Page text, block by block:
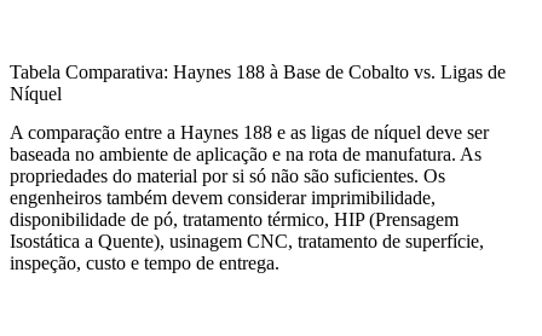
Tabela Comparativa: Haynes 188 à Base de Cobalto vs. Ligas de
Níquel
A comparação entre a Haynes 188 e as ligas de níquel deve ser
baseada no ambiente de aplicação e na rota de manufatura. As
propriedades do material por si só não são suficientes. Os
engenheiros também devem considerar imprimibilidade,
disponibilidade de pó, tratamento térmico, HIP (Prensagem
Isostática a Quente), usinagem CNC, tratamento de superfície,
inspeção, custo e tempo de entrega.